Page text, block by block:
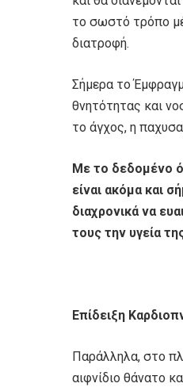
το σωστό τρόπο
διατροφή.
Σήμερα το
θνητότητας και
το άγχος, η
Με το δεδομένο
είναι ακόμα και
διαχρονικά να
τους την υγεία
Επίδειξη
Παράλληλα, στο
αιφνίδιο θάνατο